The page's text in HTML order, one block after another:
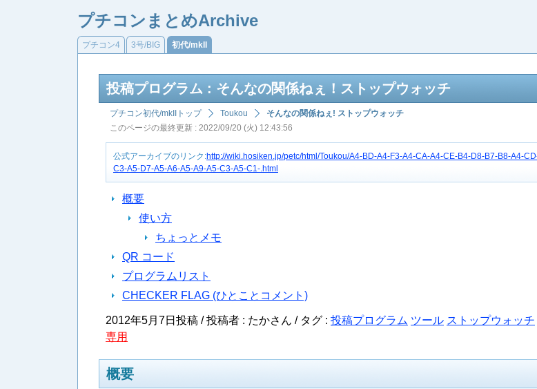
プチコンまとめArchive
プチコン4 3号/BIG 初代/mkII
投稿プログラム : そんなの関係ねぇ！ストップウォッチ
プチコン初代/mkIIトップ Toukou
そんなの関係ねぇ! ストップウォッチ
このページの最終更新 : 2022/09/20 (火) 12:43:56
公式アーカイブのリンク:http://wiki.hosiken.jp/petc/html/Toukou/A4-BD-A4-F3-A4-CA-A4-CE-B4-D8-B7-B8-A4-
C3-A5-D7-A5-A6-A5-A9-A5-C3-A5-C1-.html
概要
使い方
ちょっとメモ
QR コード
プログラムリスト
CHECKER FLAG (ひとことコメント)
2012年5月7日投稿 / 投稿者 : たかさん / タグ : 投稿プログラム ツール ストップウォッチ
専用
概要